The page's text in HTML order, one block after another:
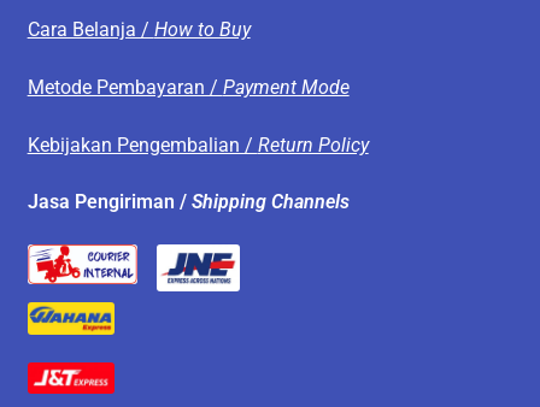
Cara Belanja / How to Buy
Metode Pembayaran / Payment Mode
Kebijakan Pengembalian / Return Policy
Jasa Pengiriman / Shipping Channels